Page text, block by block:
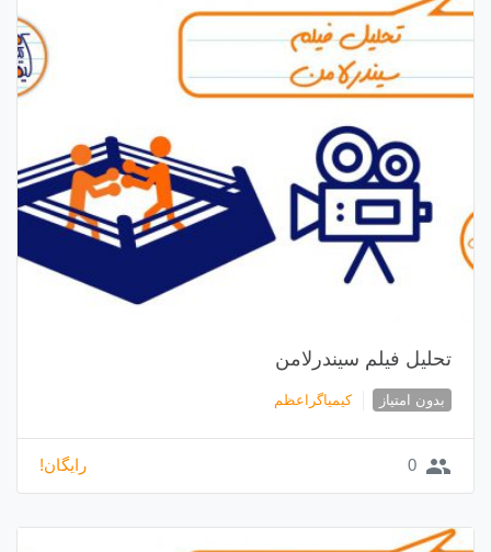
تحلیل فیلم سیندرلامن
بدون امتیاز کیمیاگراعظم
group
0 رایگان!